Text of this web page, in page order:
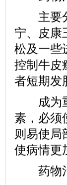
主要分
宁、皮康
松及一些
控制牛皮
者短期发
成为重
素，必须
则易使局
使病情更
药物治